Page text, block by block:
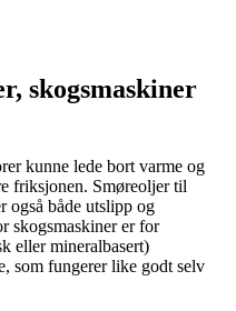
skogsmaskiner
kunne lede bort varme og
friksjonen. Smøreoljer til
også både utslipp og
skogsmaskiner er for
eller mineralbasert)
som fungerer like godt selv